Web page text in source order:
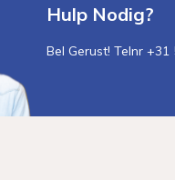
Hulp Nodig?
Bel Gerust! Telnr